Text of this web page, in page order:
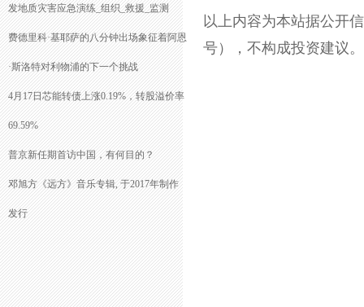
发地质灾害应急演练_组织_救援_监测
费德里科·基耶萨的八分钟出场象征着阿恩
·斯洛特对利物浦的下一个挑战
4月17日芯能转债上涨0.19%，转股溢价率
69.59%
普京新任期首访中国，有何目的？
邓旭方《远方》音乐专辑, 于2017年制作
发行
以上内容为本站据公开
号），不构成投资建议。